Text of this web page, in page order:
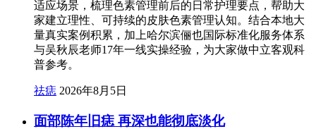
适应场景，梳理色素管理前后的日常护理要点，帮助大
家建立理性、可持续的皮肤色素管理认知。结合本地大
量真实案例积累，加上哈尔滨俪也国际标准化服务体系
与吴秋辰老师17年一线实操经验，为大家做中立客观科
普参考。
祛痣 2026年8月5日
面部陈年旧痣 再深也能彻底淡化